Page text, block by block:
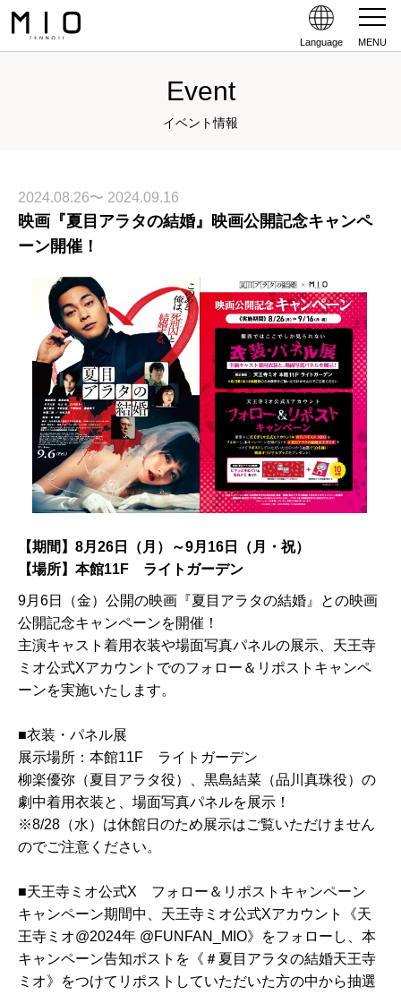
Language MENU
Event
イベント情報
2024.08.26〜 2024.09.16
映画『夏目アラタの結婚』映画公開記念キャンペ
ーン開催！
【期間】8月26日（月）～9月16日（月・祝）
【場所】本館11F ライトガーデン
9月6日（金）公開の映画『夏目アラタの結婚』との映画
公開記念キャンペーンを開催！
主演キャスト着用衣装や場面写真パネルの展示、天王寺
ミオ公式Xアカウントでのフォロー＆リポストキャンペ
ーンを実施いたします。
■衣装・パネル展
展示場所：本館11F ライトガーデン
柳楽優弥（夏目アラタ役）、黒島結菜（品川真珠役）の
劇中着用衣装と、場面写真パネルを展示！
※8/28（水）は休館日のため展示はご覧いただけません
のでご注意ください。
■天王寺ミオ公式X フォロー＆リポストキャンペーン
キャンペーン期間中、天王寺ミオ公式Xアカウント《天
王寺ミオ@2024年 @FUNFAN_MIO》をフォローし、本
キャンペーン告知ポストを《＃夏目アラタの結婚天王寺
ミオ》をつけてリポストしていただいた方の中から抽選